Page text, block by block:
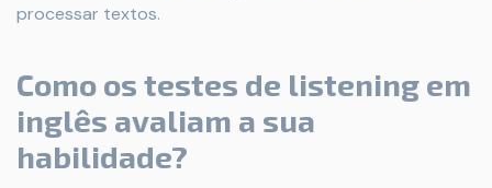
processar textos.
Como os testes de listening em
inglês avaliam a sua
habilidade?